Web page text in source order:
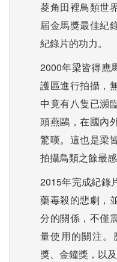
菱角田裡鳥類世
屆金馬獎最佳紀
紀錄片的功力。
2000年梁皆得應
護區進行拍攝，
中竟有八隻已瀕
頭燕鷗，在國內
驚嘆。這也是梁
拍攝鳥類之餘最
2015年完成紀錄
藥毒殺的悲劇，
分的關係，不僅
量使用的關注。
獎、金鐘獎，以